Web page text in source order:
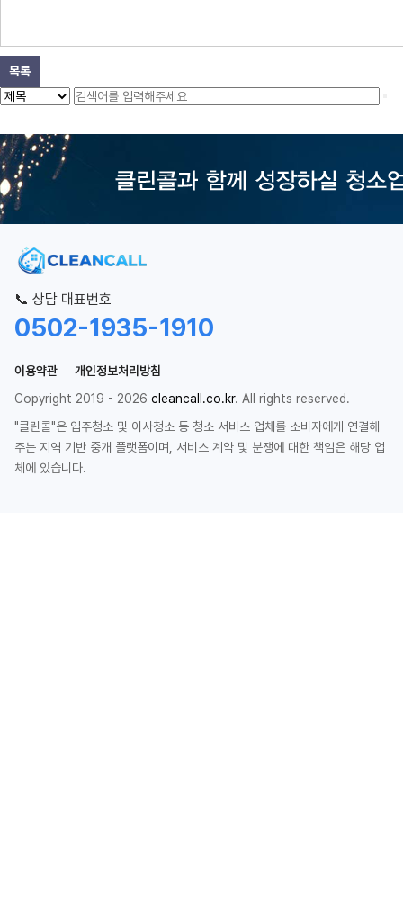
목록
📞 상담 대표번호
0502-1935-1910
이용약관
개인정보처리방침
Copyright 2019 - 2026 cleancall.co.kr. All rights reserved.
"클린콜"은 입주청소 및 이사청소 등 청소 서비스 업체를 소비자에게 연결해
주는 지역 기반 중개 플랫폼이며, 서비스 계약 및 분쟁에 대한 책임은 해당 업
체에 있습니다.